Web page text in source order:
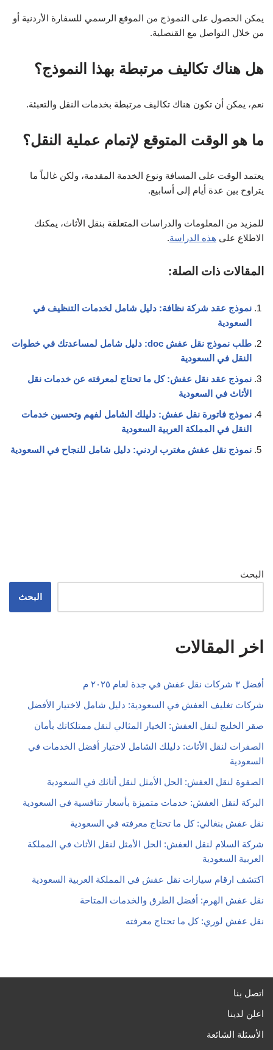
يمكن الحصول على النموذج من الموقع الرسمي للسفارة الأردنية أو
من خلال التواصل مع القنصلية.
هل هناك تكاليف مرتبطة بهذا النموذج؟
نعم، يمكن أن تكون هناك تكاليف مرتبطة بخدمات النقل والتعبئة.
ما هو الوقت المتوقع لإتمام عملية النقل؟
يعتمد الوقت على المسافة ونوع الخدمة المقدمة، ولكن غالباً ما
يتراوح بين عدة أيام إلى أسابيع.
للمزيد من المعلومات والدراسات المتعلقة بنقل الأثاث، يمكنك
الاطلاع على هذه الدراسة.
المقالات ذات الصلة:
نموذج عقد شركة نظافة: دليل شامل لخدمات التنظيف في
السعودية
طلب نموذج نقل عفش doc: دليل شامل لمساعدتك في خطوات
النقل في السعودية
نموذج عقد نقل عفش: كل ما تحتاج لمعرفته عن خدمات نقل
الأثاث في السعودية
نموذج فاتورة نقل عفش: دليلك الشامل لفهم وتحسين خدمات
النقل في المملكة العربية السعودية
نموذج نقل عفش مغترب اردني: دليل شامل للنجاح في السعودية
البحث
البحث
اخر المقالات
أفضل ٣ شركات نقل عفش في جدة لعام ٢٠٢٥ م
شركات تغليف العفش في السعودية: دليل شامل لاختيار الأفضل
صقر الخليج لنقل العفش: الخيار المثالي لنقل ممتلكاتك بأمان
الصفرات لنقل الأثاث: دليلك الشامل لاختيار أفضل الخدمات في
السعودية
الصفوة لنقل العفش: الحل الأمثل لنقل أثاثك في السعودية
البركة لنقل العفش: خدمات متميزة بأسعار تنافسية في السعودية
نقل عفش بنغالي: كل ما تحتاج معرفته في السعودية
شركة السلام لنقل العفش: الحل الأمثل لنقل الأثاث في المملكة
العربية السعودية
اكتشف ارقام سيارات نقل عفش في المملكة العربية السعودية
نقل عفش الهرم: أفضل الطرق والخدمات المتاحة
نقل عفش لوري: كل ما تحتاج معرفته
اتصل بنا
اعلن لدينا
الأسئلة الشائعة